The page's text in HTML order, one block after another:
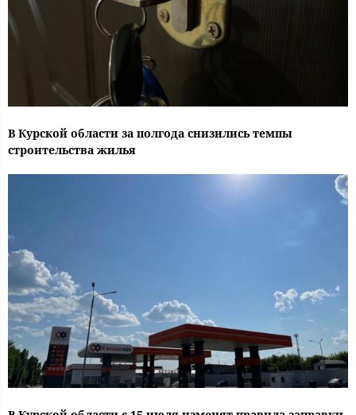
В Курской области за полгода снизились темпы
строительства жилья